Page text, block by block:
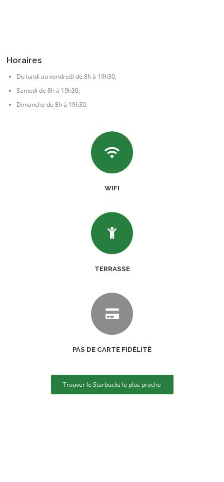
Horaires
Du lundi au vendredi de 8h à 19h30,
Samedi de 8h à 19h30,
Dimanche de 8h à 19h30.
WIFI
TERRASSE
PAS DE CARTE FIDÉLITÉ
Trouver le Starbucks le plus proche